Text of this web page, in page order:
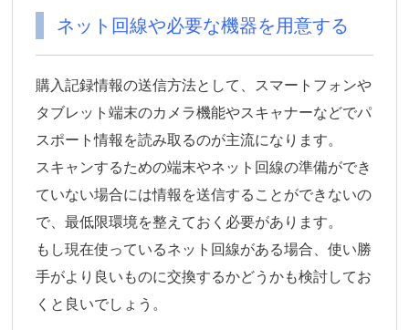
ネット回線や必要な機器を用意する
購入記録情報の送信方法として、スマートフォンや
タブレット端末のカメラ機能やスキャナーなどでパ
スポート情報を読み取るのが主流になります。
スキャンするための端末やネット回線の準備ができ
ていない場合には情報を送信することができないの
で、最低限環境を整えておく必要があります。
もし現在使っているネット回線がある場合、使い勝
手がより良いものに交換するかどうかも検討してお
くと良いでしょう。